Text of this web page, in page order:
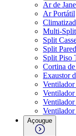
Ar de
Ar Portátil
Multi-Split
Split
Split
Split Piso
Cortina
Exaustor
Ventilador
Ventilador
Ventilador
Açougue